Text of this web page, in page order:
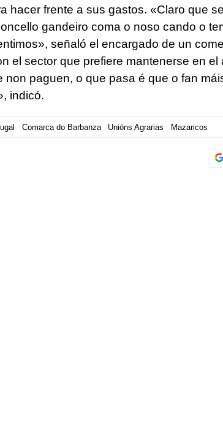
hacer frente a sus gastos. «Claro que
gandeiro coma o noso cando o
señaló el encargado de un
el sector que prefiere mantenerse en el
non paguen, o que pasa é que o fan
indicó.
Comarca do Barbanza Unións Agrarias Mazaricos